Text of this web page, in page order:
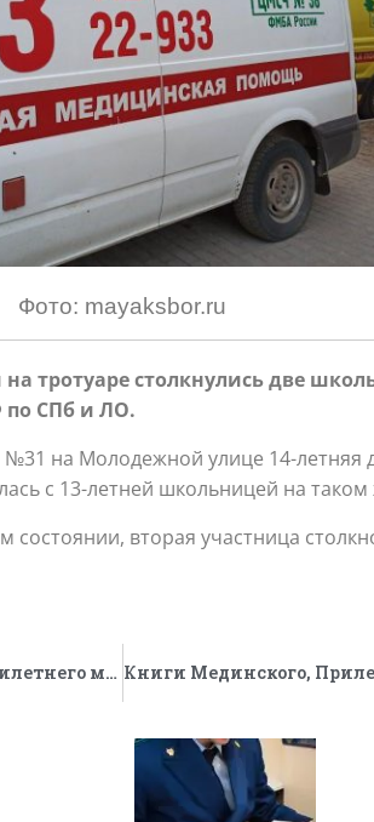
Фото: mayaksbor.ru
тротуаре столкнулись две
по СПб и ЛО.
на Молодежной улице 14-летняя
с 13-летней школьницей на
вторая участница
Извлекли 60 жал. В Калининградской области на восьмилетнего мальчика напал пчелиный рой